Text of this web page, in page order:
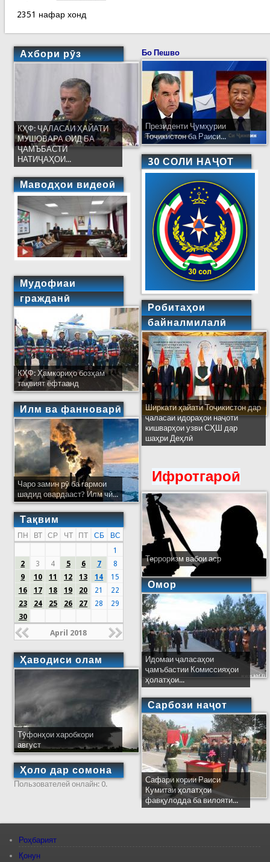
2351 нафар хонд
Ахбори рӯз
КҲФ: ҶАЛАСАИ ҲАЙАТИ
МУШОВАРА ОИД БА
ҶАМЪБАСТИ
НАТИҶАҲОИ...
Маводҳои видеоӣ
Мудофиаи
гражданӣ
КҲФ: Ҳамкориҳо бозҳам
тақвият ёфтаанд
Илм ва фанноварӣ
Чаро замин рӯ ба гармои
шадид овардааст? Илм чӣ...
Тақвим
ПН ВТ СР ЧТ ПТ СБ
ВС
1
2
3 4 5 6 7
8
9
10 11 12 13 14
15
16
17 18 19 20 21
22
23
24 25 26 27 28
29
30
April 2018
Ҳаводиси олам
Тӯфонҳои харобкори
август
Ҳоло дар сомона
Пользователей онлайн: 0.
Бо Пешво
Президенти Ҷумҳурии
Тоҷикистон ба Раиси...
30 СОЛИ НАҶОТ
Робитаҳои
байналмилалӣ
Ширкати ҳайати Тоҷикистон дар
ҷаласаи идораҳои наҷоти
кишварҳои узви СҲШ дар
шаҳри Деҳлӣ
Ифротгароӣ
Терроризм вабои аср
Омор
Идомаи ҷаласаҳои
ҷамъбастии Комиссияҳои
ҳолатҳои...
Сарбози наҷот
Сафари кории Раиси
Кумитаи ҳолатҳои
фавқулодда ба вилояти...
Роҳбарият
Қонун